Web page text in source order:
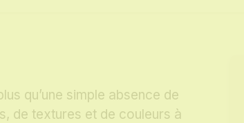
qu’une simple absence de
de textures et de couleurs à